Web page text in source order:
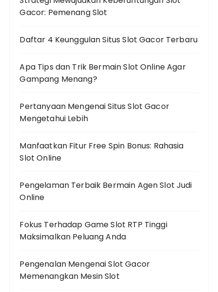
Gacor: Pemenang Slot
Daftar 4 Keunggulan Situs Slot Gacor Terbaru
Apa Tips dan Trik Bermain Slot Online Agar
Gampang Menang?
Pertanyaan Mengenai Situs Slot Gacor
Mengetahui Lebih
Manfaatkan Fitur Free Spin Bonus: Rahasia
Slot Online
Pengelaman Terbaik Bermain Agen Slot Judi
Online
Fokus Terhadap Game Slot RTP Tinggi
Maksimalkan Peluang Anda
Pengenalan Mengenai Slot Gacor
Memenangkan Mesin Slot